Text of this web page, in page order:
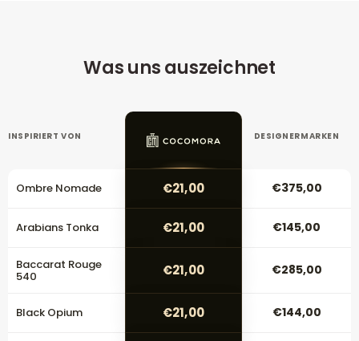
Was uns auszeichnet
INSPIRIERT VON DESIGNERMARKEN
Ombre Nomade €21,00 €375,00
Arabians Tonka €21,00 €145,00
Baccarat Rouge
540 €21,00 €285,00
Black Opium €21,00 €144,00